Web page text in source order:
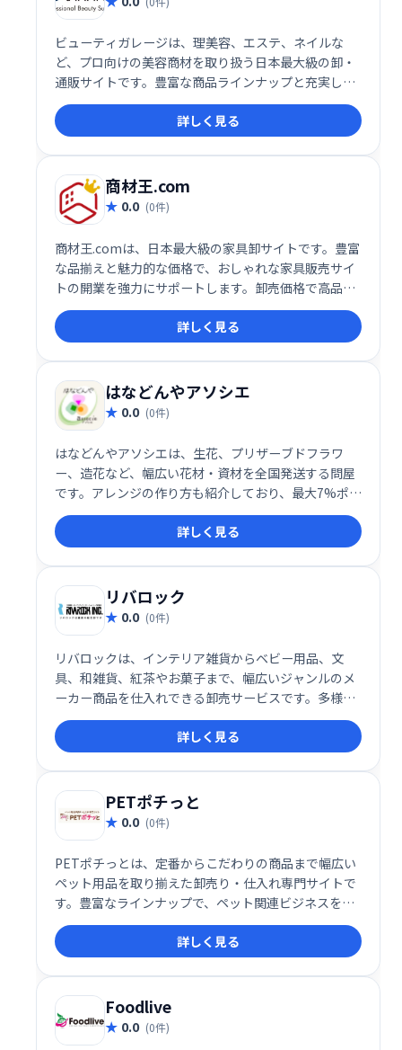
ビューティガレージは、理美容、エステ、ネイルな
ど、プロ向けの美容商材を取り扱う日本最大級の卸・
通販サイトです。豊富な商品ラインナップと充実した
サービスで、サロンワークを強力にサポートします。
プロフェッショナルのニーズに応える、頼れるパート
ナーとして、皆様のサロン経営を成功に導きます。
詳しく見る
商材王.com
0.0 (0件)
商材王.comは、日本最大級の家具卸サイトです。豊富
な品揃えと魅力的な価格で、おしゃれな家具販売サイ
トの開業を強力にサポートします。卸売価格で高品質
な家具を仕入れ、お客様独自のビジネスを展開できま
す。初期費用を抑え、手軽に家具販売を始めたい方に
おすすめです。
詳しく見る
はなどんやアソシエ
0.0 (0件)
はなどんやアソシエは、生花、プリザーブドフラワ
ー、造花など、幅広い花材・資材を全国発送する問屋
です。アレンジの作り方も紹介しており、最大7%ポイ
ント還元も魅力。即日発送にも対応し、フラワーアレ
ンジメントに必要な材料を迅速に提供します。初心者
からプロまで、様々なニーズに対応いたします。
詳しく見る
リバロック
0.0 (0件)
リバロックは、インテリア雑貨からベビー用品、文
具、和雑貨、紅茶やお菓子まで、幅広いジャンルのメ
ーカー商品を仕入れできる卸売サービスです。多様な
商品を取り揃えているため、お客様のニーズに合わせ
た商品選定が可能です。事業拡大や商品ラインアップ
拡充をお考えの皆様に最適なサービスです。
詳しく見る
PETポチっと
0.0 (0件)
PETポチっとは、定番からこだわりの商品まで幅広い
ペット用品を取り揃えた卸売り・仕入れ専門サイトで
す。豊富なラインナップで、ペット関連ビジネスを強
力にサポートします。
詳しく見る
Foodlive
0.0 (0件)